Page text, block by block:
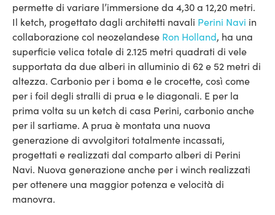
permette di variare l’immersione da 4,30 a 12,20 metri.
Il ketch, progettato dagli architetti navali Perini Navi in
collaborazione col neozelandese Ron Holland, ha una
superficie velica totale di 2.125 metri quadrati di vele
supportata da due alberi in alluminio di 62 e 52 metri di
altezza. Carbonio per i boma e le crocette, così come
per i foil degli stralli di prua e le diagonali. E per la
prima volta su un ketch di casa Perini, carbonio anche
per il sartiame. A prua è montata una nuova
generazione di avvolgitori totalmente incassati,
progettati e realizzati dal comparto alberi di Perini
Navi. Nuova generazione anche per i winch realizzati
per ottenere una maggior potenza e velocità di
manovra.